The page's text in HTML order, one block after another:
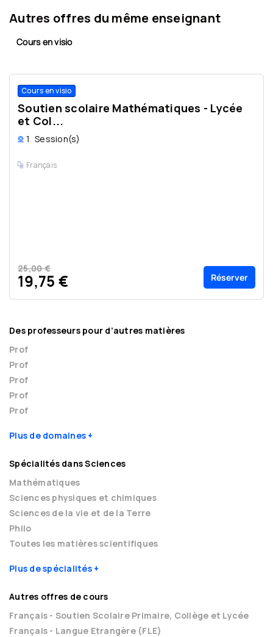
Autres offres du même enseignant
Cours en visio
Cours en visio
Soutien scolaire Mathématiques - Lycée
et Col...
1 Session(s)
Français
25,00 €
19,75 € Réserver
Des professeurs pour d’autres matières
Prof
Prof
Prof
Prof
Prof
Plus de domaines
Spécialités dans Sciences
Mathématiques
Sciences physiques et chimiques
Sciences de la vie et de la Terre
Philo
Toutes les matières scientifiques
Plus de spécialités
Autres offres de cours
Français - Soutien Scolaire Primaire, Collège et Lycée
Français - Langue Etrangère (FLE)